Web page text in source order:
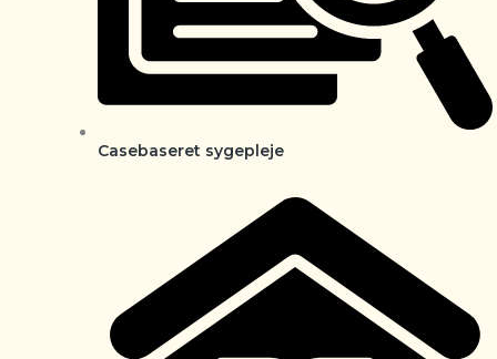
Casebaseret sygepleje